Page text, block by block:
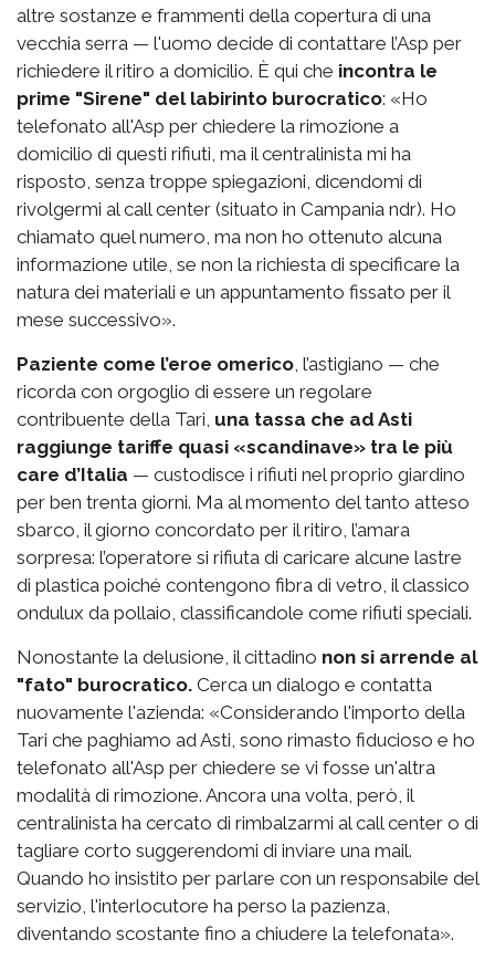
altre sostanze e frammenti della copertura di una
vecchia serra — l'uomo decide di contattare l’Asp per
richiedere il ritiro a domicilio. È qui che incontra le
prime "Sirene" del labirinto burocratico: «Ho
telefonato all'Asp per chiedere la rimozione a
domicilio di questi rifiuti, ma il centralinista mi ha
risposto, senza troppe spiegazioni, dicendomi di
rivolgermi al call center (situato in Campania ndr). Ho
chiamato quel numero, ma non ho ottenuto alcuna
informazione utile, se non la richiesta di specificare la
natura dei materiali e un appuntamento fissato per il
mese successivo».
Paziente come l’eroe omerico , l’astigiano — che
ricorda con orgoglio di essere un regolare
contribuente della Tari, una tassa che ad Asti
raggiunge tariffe quasi «scandinave» tra le più
care d’Italia — custodisce i rifiuti nel proprio giardino
per ben trenta giorni. Ma al momento del tanto atteso
sbarco, il giorno concordato per il ritiro, l’amara
sorpresa: l’operatore si rifiuta di caricare alcune lastre
di plastica poiché contengono fibra di vetro, il classico
ondulux da pollaio, classificandole come rifiuti speciali.
Nonostante la delusione, il cittadino non si arrende al
"fato" burocratico. Cerca un dialogo e contatta
nuovamente l'azienda: «Considerando l'importo della
Tari che paghiamo ad Asti, sono rimasto fiducioso e ho
telefonato all'Asp per chiedere se vi fosse un'altra
modalità di rimozione. Ancora una volta, però, il
centralinista ha cercato di rimbalzarmi al call center o di
tagliare corto suggerendomi di inviare una mail.
Quando ho insistito per parlare con un responsabile del
servizio, l'interlocutore ha perso la pazienza,
diventando scostante fino a chiudere la telefonata».